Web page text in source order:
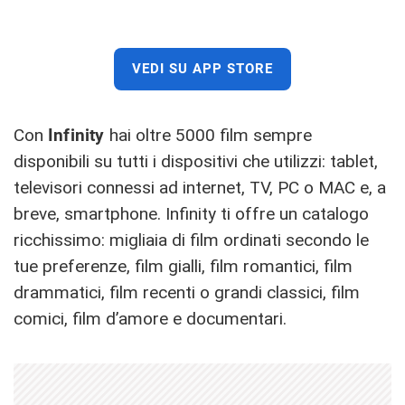
VEDI SU APP STORE
Con Infinity hai oltre 5000 film sempre
disponibili su tutti i dispositivi che utilizzi: tablet,
televisori connessi ad internet, TV, PC o MAC e, a
breve, smartphone. Infinity ti offre un catalogo
ricchissimo: migliaia di film ordinati secondo le
tue preferenze, film gialli, film romantici, film
drammatici, film recenti o grandi classici, film
comici, film d’amore e documentari.